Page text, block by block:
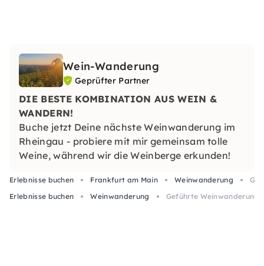
Wein-Wanderung
Geprüfter Partner
DIE BESTE KOMBINATION AUS WEIN &
WANDERN!
Buche jetzt Deine nächste Weinwanderung im
Rheingau - probiere mit mir gemeinsam tolle
Weine, während wir die Weinberge erkunden!
Erlebnisse buchen Frankfurt am Main Weinwanderung
Erlebnisse buchen
Weinwanderung Geführte Weinwanderung